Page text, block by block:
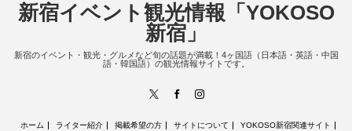
新宿イベント観光情報「YOKOSO
新宿」
新宿のイベント・観光・グルメなど旬の話題が満載！4ヶ国語（日本語・英語・中国
語・韓国語）の観光情報サイトです。
Facebook
ホーム ライター紹介 掲載希望の方 サイトについて YOKOSO新宿関連サイト